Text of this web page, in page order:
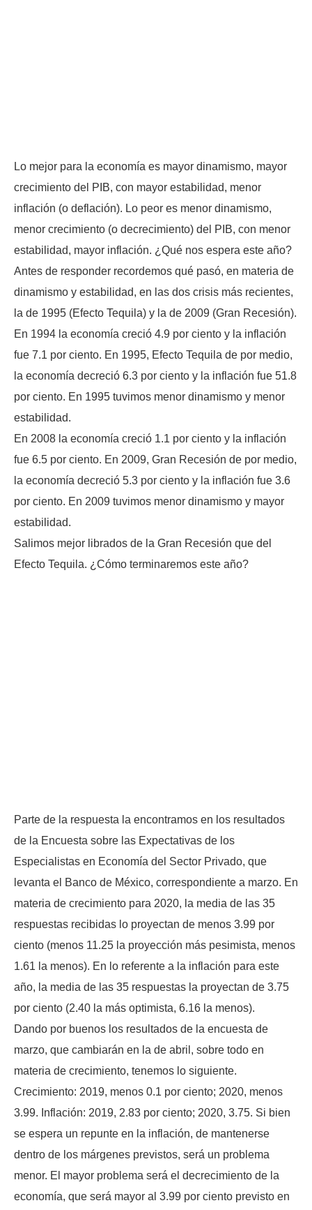
Lo mejor para la economía es mayor dinamismo, mayor
crecimiento del PIB, con mayor estabilidad, menor
inflación (o deflación). Lo peor es menor dinamismo,
menor crecimiento (o decrecimiento) del PIB, con menor
estabilidad, mayor inflación. ¿Qué nos espera este año?
Antes de responder recordemos qué pasó, en materia de
dinamismo y estabilidad, en las dos crisis más recientes,
la de 1995 (Efecto Tequila) y la de 2009 (Gran Recesión).
En 1994 la economía creció 4.9 por ciento y la inflación
fue 7.1 por ciento. En 1995, Efecto Tequila de por medio,
la economía decreció 6.3 por ciento y la inflación fue 51.8
por ciento. En 1995 tuvimos menor dinamismo y menor
estabilidad.
En 2008 la economía creció 1.1 por ciento y la inflación
fue 6.5 por ciento. En 2009, Gran Recesión de por medio,
la economía decreció 5.3 por ciento y la inflación fue 3.6
por ciento. En 2009 tuvimos menor dinamismo y mayor
estabilidad.
Salimos mejor librados de la Gran Recesión que del
Efecto Tequila. ¿Cómo terminaremos este año?
Parte de la respuesta la encontramos en los resultados
de la Encuesta sobre las Expectativas de los
Especialistas en Economía del Sector Privado, que
levanta el Banco de México, correspondiente a marzo. En
materia de crecimiento para 2020, la media de las 35
respuestas recibidas lo proyectan de menos 3.99 por
ciento (menos 11.25 la proyección más pesimista, menos
1.61 la menos). En lo referente a la inflación para este
año, la media de las 35 respuestas la proyectan de 3.75
por ciento (2.40 la más optimista, 6.16 la menos).
Dando por buenos los resultados de la encuesta de
marzo, que cambiarán en la de abril, sobre todo en
materia de crecimiento, tenemos lo siguiente.
Crecimiento: 2019, menos 0.1 por ciento; 2020, menos
3.99. Inflación: 2019, 2.83 por ciento; 2020, 3.75. Si bien
se espera un repunte en la inflación, de mantenerse
dentro de los márgenes previstos, será un problema
menor. El mayor problema será el decrecimiento de la
economía, que será mayor al 3.99 por ciento previsto en